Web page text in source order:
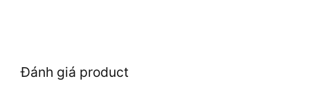
Đánh giá product